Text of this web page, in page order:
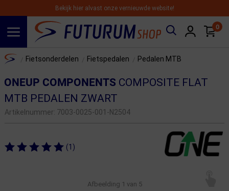
Bekijk hier alvast onze vernieuwde website!
0
Home Fietsonderdelen Fietspedalen Pedalen MTB
ONEUP COMPONENTS COMPOSITE FLAT
MTB PEDALEN ZWART
Artikelnummer: 7003-0025-001-N2504
(1)
Afbeelding 1 van 5